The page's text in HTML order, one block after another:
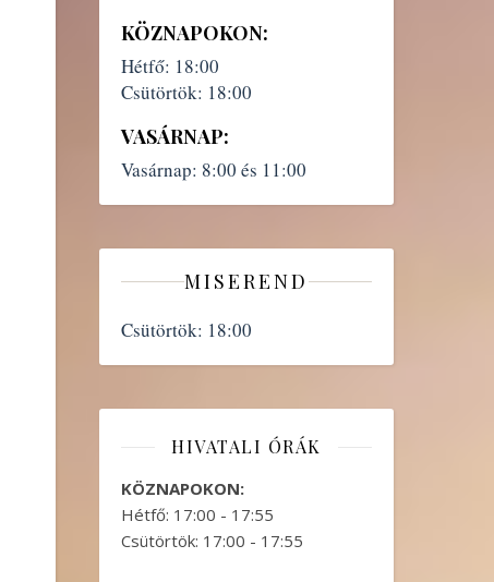
KÖZNAPOKON:
Hétfő: 18:00
Csütörtök: 18:00
VASÁRNAP:
Vasárnap: 8:00 és 11:00
MISEREND
Csütörtök: 18:00
HIVATALI ÓRÁK
KÖZNAPOKON:
Hétfő: 17:00 - 17:55
Csütörtök: 17:00 - 17:55